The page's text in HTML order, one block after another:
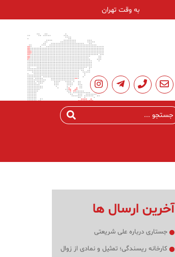
به وقت تهران
آخرین ارسال ها
جستاری درباره علی شریعتی
کارخانه ریسندگی؛ تمثیل و نمادی از زوال